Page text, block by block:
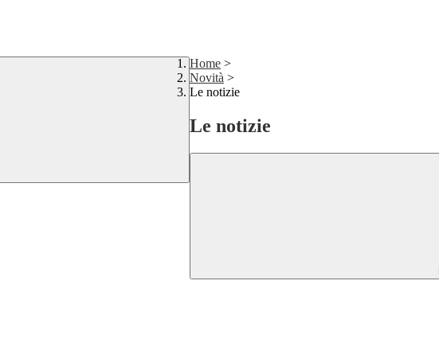
Home >
Novità >
Le notizie
Le notizie